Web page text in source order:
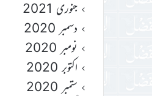
جنوری 2021
دسمبر 2020
نومبر 2020
اکتوبر 2020
ستمبر 2020